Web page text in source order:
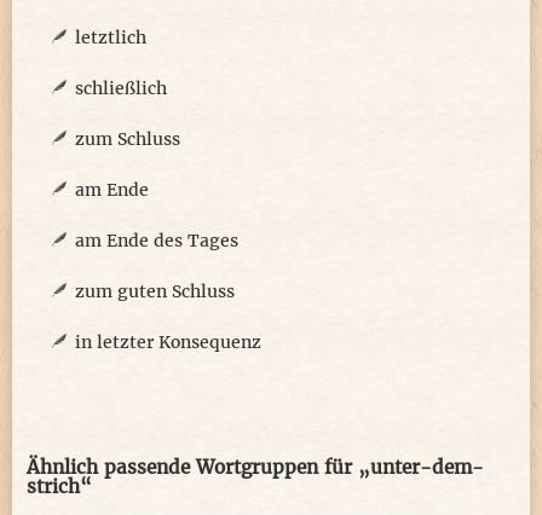
letztlich
schließlich
zum Schluss
am Ende
am Ende des Tages
zum guten Schluss
in letzter Konsequenz
Ähnlich passende Wortgruppen für „unter-dem-
strich“